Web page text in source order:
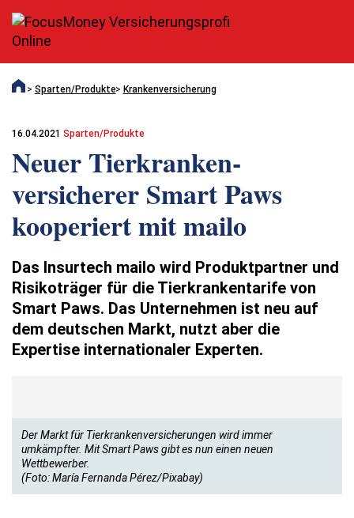
Sparten/Produkte Krankenversicherung
16.04.2021 Sparten/Produkte
Neuer Tierkranken­
versicherer Smart Paws
kooperiert mit mailo
Das Insurtech mailo wird Produktpartner und
Risikoträger für die Tierkrankentarife von
Smart Paws. Das Unternehmen ist neu auf
dem deutschen Markt, nutzt aber die
Expertise internationaler Experten.
Der Markt für Tierkrankenversicherungen wird immer
umkämpfter. Mit Smart Paws gibt es nun einen neuen
Wettbewerber.
(Foto: María Fernanda Pérez/Pixabay)